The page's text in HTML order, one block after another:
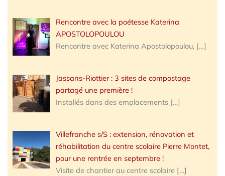
Rencontre avec la poétesse Katerina
APOSTOLOPOULOU
Rencontre avec Katerina Apostolopoulou, […]
Jassans-Riottier : 3 sites de compostage
partagé une première !
Installés dans des emplacements […]
Villefranche s/S : extension, rénovation et
réhabilitation du centre scolaire Pierre Montet,
pour une rentrée en septembre !
Visite de chantier au centre scolaire […]